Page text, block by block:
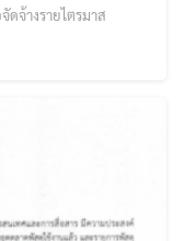
จ้างรายไตรมาส